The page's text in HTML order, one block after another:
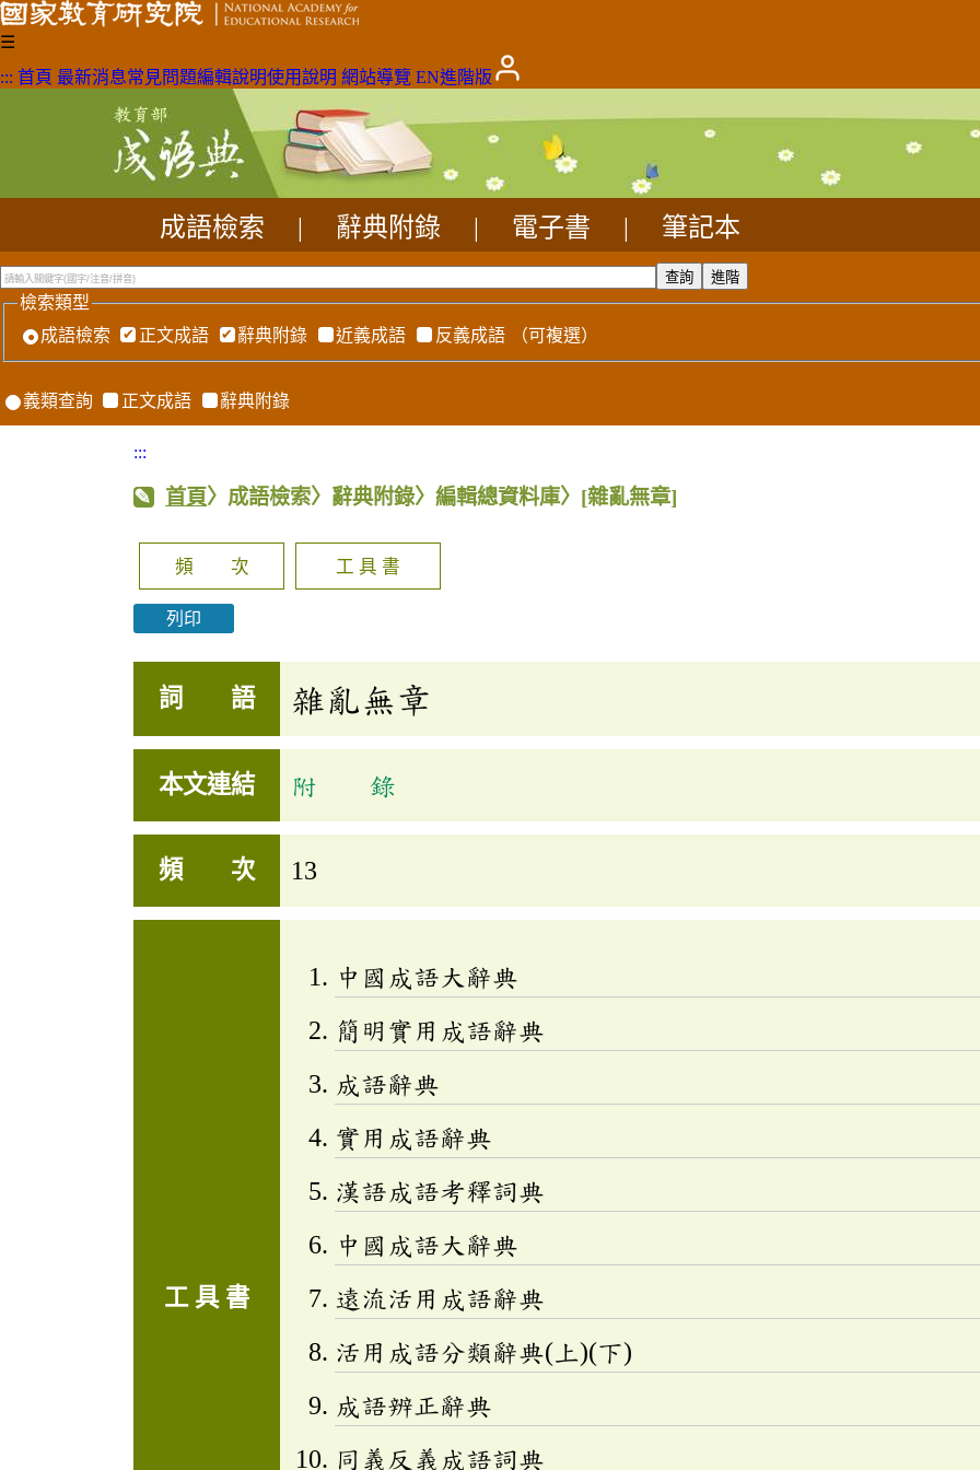
☰
::: 首頁 最新消息常見問題編輯說明使用說明 網站導覽 EN進階版
成語檢索 辭典附錄 電子書 筆記本
檢索類型
成語檢索
正文成語 辭典附錄 近義成語 反義成語 （可複選）
義類查詢 正文成語 辭典附錄
:::
首頁〉成語檢索〉辭典附錄〉編輯總資料庫〉 [雜亂無章]
頻 次 工 具 書
列印
詞 語 雜亂無章
本文連結 附 錄
頻 次 13
工 具 書
中國成語大辭典
簡明實用成語辭典
成語辭典
實用成語辭典
漢語成語考釋詞典
中國成語大辭典
遠流活用成語辭典
活用成語分類辭典(上)(下)
成語辨正辭典
同義反義成語詞典